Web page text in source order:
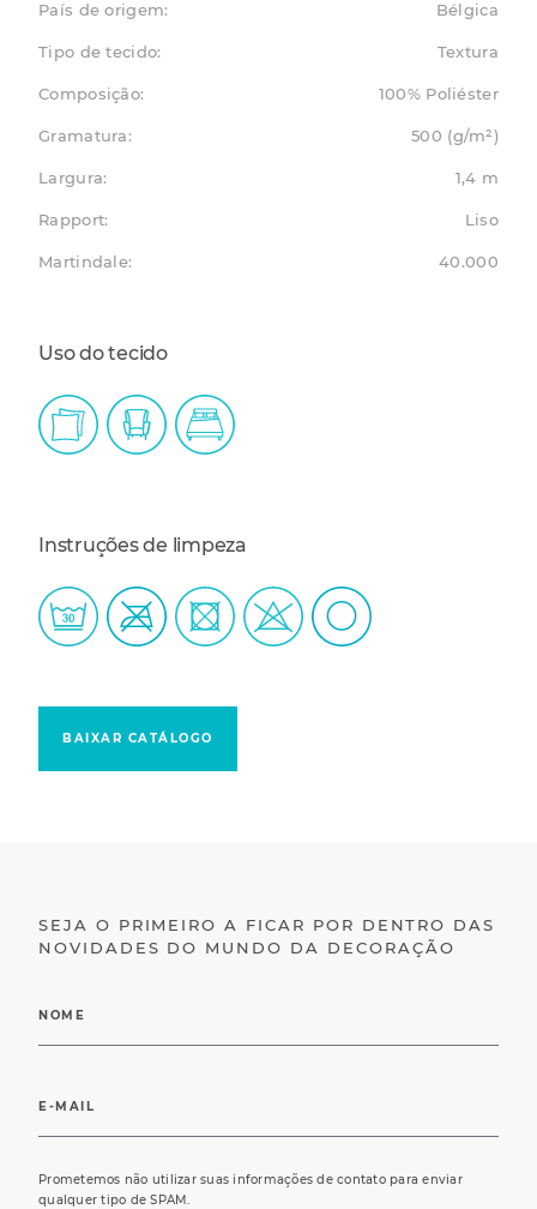
País de origem: Bélgica
Tipo de tecido: Textura
Composição: 100% Poliéster
Gramatura: 500 (g/m²)
Largura: 1,4 m
Rapport: Liso
Martindale: 40.000
Uso do tecido
Instruções de limpeza
BAIXAR CATÁLOGO
SEJA O PRIMEIRO A FICAR POR DENTRO DAS
NOVIDADES DO MUNDO DA DECORAÇÃO
Prometemos não utilizar suas informações de contato para enviar
qualquer tipo de SPAM.